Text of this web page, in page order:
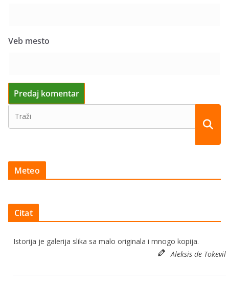
Veb mesto
Meteo
Citat
Istorija je galerija slika sa malo originala i mnogo kopija.
Aleksis de Tokevil